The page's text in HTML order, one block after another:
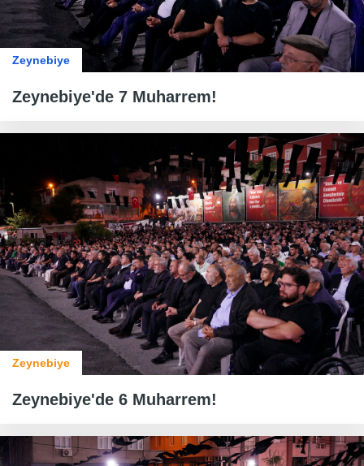
Zeynebiye
Zeynebiye'de 7 Muharrem!
Zeynebiye
Zeynebiye'de 6 Muharrem!